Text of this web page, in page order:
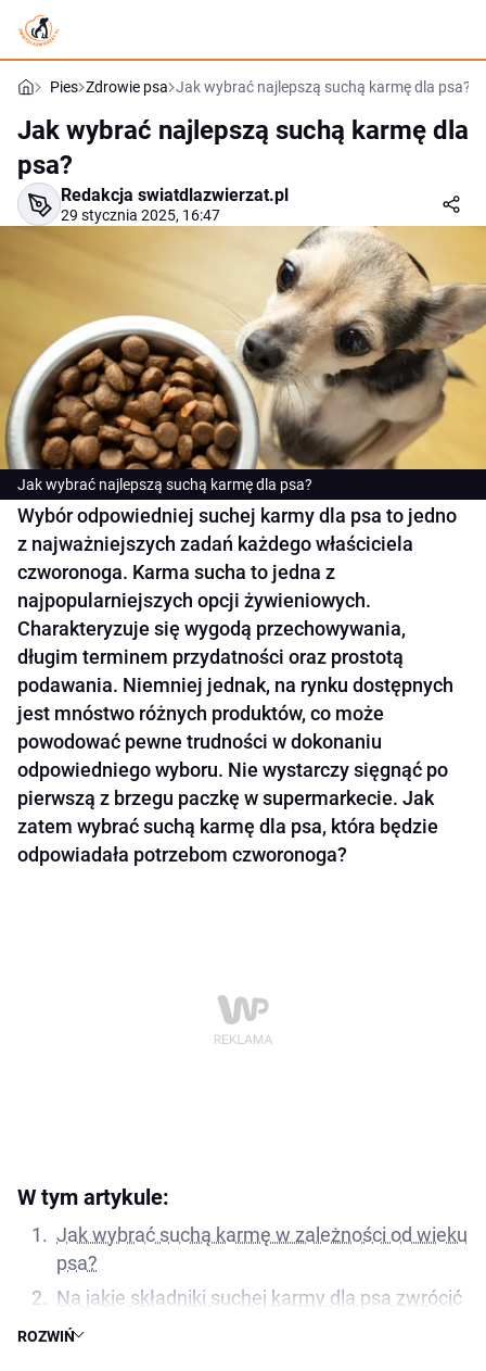
Pies Zdrowie psa Jak wybrać najlepszą suchą karmę dla psa?
Jak wybrać najlepszą suchą karmę dla
psa?
Redakcja swiatdlazwierzat.pl
29 stycznia 2025, 16:47
Jak wybrać najlepszą suchą karmę dla psa?
Wybór odpowiedniej suchej karmy dla psa to jedno
z najważniejszych zadań każdego właściciela
czworonoga. Karma sucha to jedna z
najpopularniejszych opcji żywieniowych.
Charakteryzuje się wygodą przechowywania,
długim terminem przydatności oraz prostotą
podawania. Niemniej jednak, na rynku dostępnych
jest mnóstwo różnych produktów, co może
powodować pewne trudności w dokonaniu
odpowiedniego wyboru. Nie wystarczy sięgnąć po
pierwszą z brzegu paczkę w supermarkecie. Jak
zatem wybrać suchą karmę dla psa, która będzie
odpowiadała potrzebom czworonoga?
W tym artykule:
ROZWIŃ
Jak wybrać suchą karmę w zależności od wieku
psa?
Na jakie składniki suchej karmy dla psa zwrócić
uwagę?